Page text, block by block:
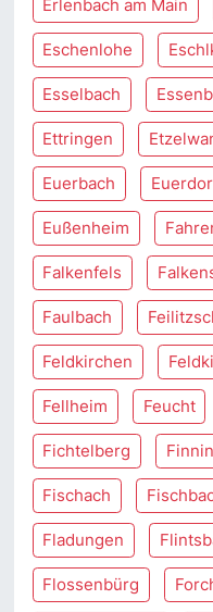
Erlenbach am Main
Eschenlohe
Esselbach
Ettringen
Euerbach
Eußenheim
Falkenfels
Faulbach
Feldkirchen
Fellheim Feucht
Fichtelberg
Fischach
Fladungen
Flossenbürg